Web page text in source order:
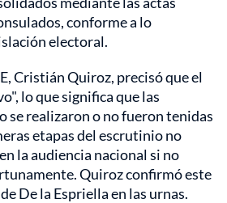
conforme a lo
electoral.
Cristián Quiroz, precisó que el
lo que significa que las
se realizaron o no fueron tenidas
etapas del escrutinio no
la audiencia nacional si no
Quiroz confirmó este
De la Espriella en las urnas.